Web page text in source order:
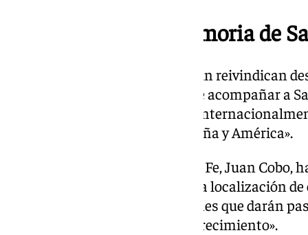
Mantener viva la memoria de
La Diputación de Granada, según reivindican
«reafirma así su compromiso de acompañar a
viva su memoria y proyectarla
historia compartida entre España y América».
Por su parte, el alcalde de Santa Fe, Juan
de la Diputación de Granada a la localización
se traduce en «nuevas inversiones que darán
oportunidades de desarrollo y crecimiento».